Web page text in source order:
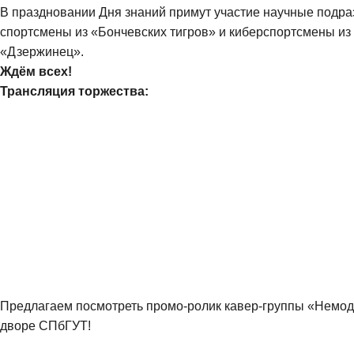
В праздновании Дня знаний примут участие научные
спортсмены из «Бончевских тигров» и киберспортсмены из
«Дзержинец».
Ждём всех!
Трансляция торжества:
Предлагаем посмотреть промо-ролик кавер-группы
дворе СПбГУТ!